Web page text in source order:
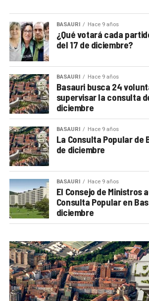
BASAURI Hace 9 años
¿Qué votará cada
del 17 de diciembre?
BASAURI Hace 9 años
Basauri busca 24
supervisar la consulta
diciembre
BASAURI Hace 9 años
La Consulta Popular de
de diciembre
BASAURI Hace 9 años
El Consejo de Ministros
Consulta Popular en
diciembre